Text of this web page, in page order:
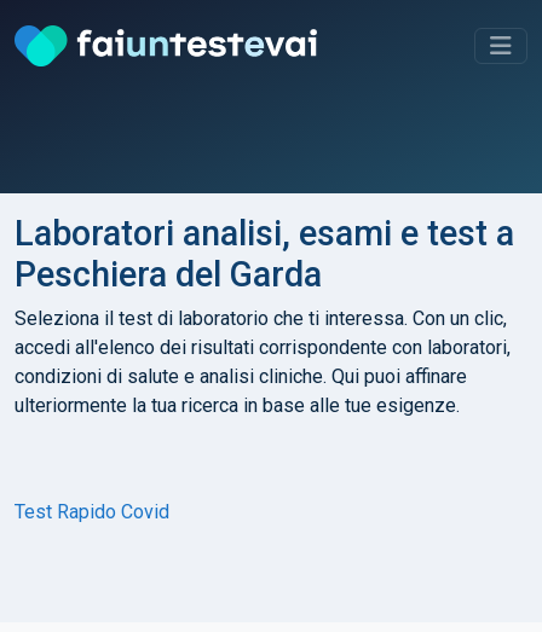
Laboratori analisi, esami e test a
Peschiera del Garda
Seleziona il test di laboratorio che ti interessa. Con un clic,
accedi all'elenco dei risultati corrispondente con laboratori,
condizioni di salute e analisi cliniche. Qui puoi affinare
ulteriormente la tua ricerca in base alle tue esigenze.
Test Rapido Covid